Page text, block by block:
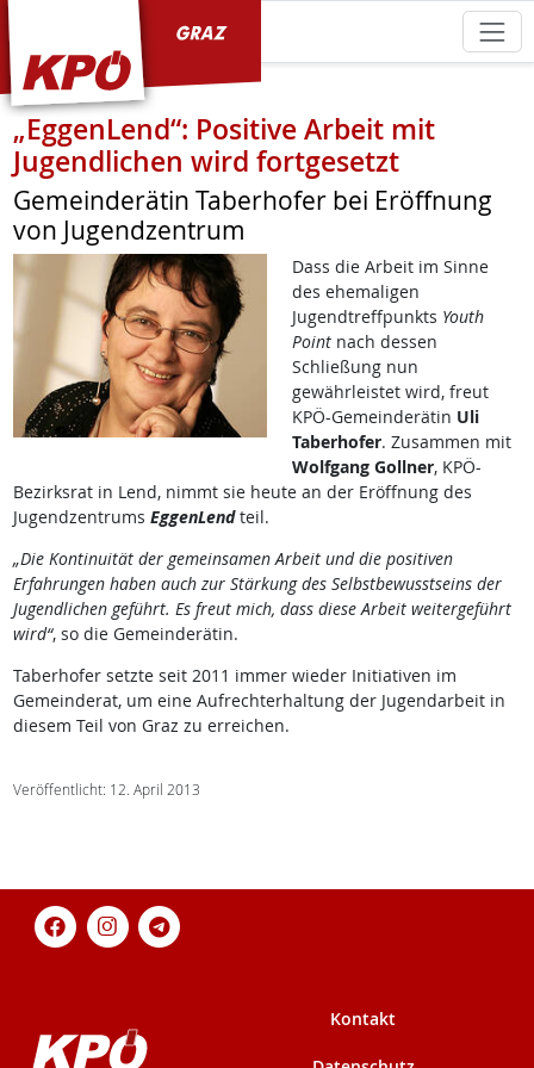
„EggenLend“: Positive Arbeit mit
Jugendlichen wird fortgesetzt
Gemeinderätin Taberhofer bei Eröffnung
von Jugendzentrum
Dass die Arbeit im Sinne
des ehemaligen
Jugendtreffpunkts Youth
Point nach dessen
Schließung nun
gewährleistet wird, freut
KPÖ-Gemeinderätin Uli
Taberhofer. Zusammen mit
Wolfgang Gollner, KPÖ-
Bezirksrat in Lend, nimmt sie heute an der Eröffnung des
Jugendzentrums EggenLendteil.
„Die Kontinuität der gemeinsamen Arbeit und die positiven
Erfahrungen haben auch zur Stärkung des Selbstbewusstseins der
Jugendlichen geführt. Es freut mich, dass diese Arbeit weitergeführt
wird“, so die Gemeinderätin.
Taberhofer setzte seit 2011 immer wieder Initiativen im
Gemeinderat, um eine Aufrechterhaltung der Jugendarbeit in
diesem Teil von Graz zu erreichen.
Veröffentlicht: 12. April 2013
Kontakt